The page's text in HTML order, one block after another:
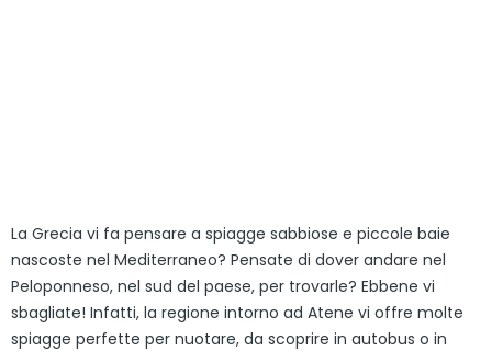
La Grecia vi fa pensare a spiagge sabbiose e piccole baie
nascoste nel Mediterraneo? Pensate di dover andare nel
Peloponneso, nel sud del paese, per trovarle? Ebbene vi
sbagliate! Infatti, la regione intorno ad Atene vi offre molte
spiagge perfette per nuotare, da scoprire in autobus o in